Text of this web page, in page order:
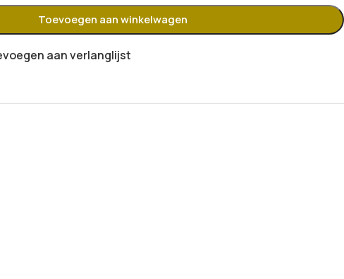
Toevoegen aan winkelwagen
aan verlanglijst